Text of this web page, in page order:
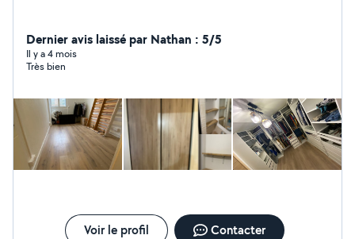
Dernier avis laissé par Nathan : 5/5
Il y a 4 mois
Très bien
Voir le profil Contacter